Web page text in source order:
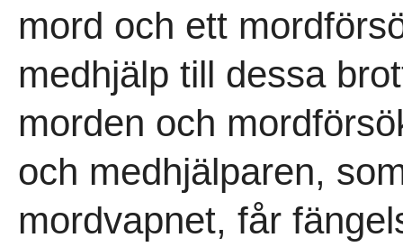
mord och ett
medhjälp till dessa
morden och
och medhjälparen,
mordvapnet, får